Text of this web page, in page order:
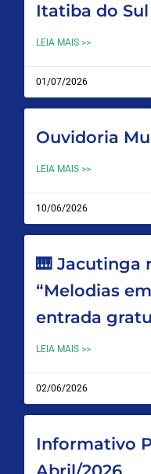
Itatiba do Sul
LEIA MAIS >>
01/07/2026
Ouvidoria
LEIA MAIS >>
10/06/2026
🎹 Jacutinga
“Melodias
entrada
LEIA MAIS >>
02/06/2026
Informativo